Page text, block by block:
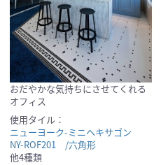
おだやかな気持ちにさせてくれる
オフィス
使用タイル：
ニューヨーク-ミニヘキサゴン
NY-ROF201 /六角形
他4種類